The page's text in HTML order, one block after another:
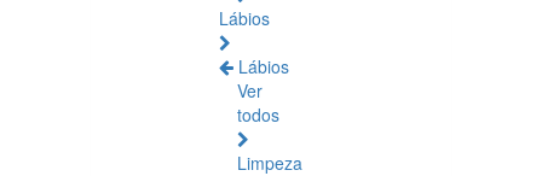
Lábios
Lábios
Ver
todos
Limpeza